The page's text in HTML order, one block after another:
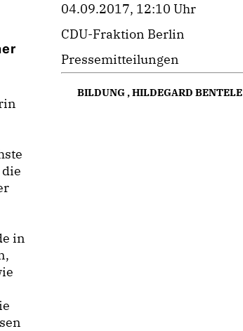
in
04.09.2017, 12:10 Uhr
CDU-Fraktion Berlin
Pressemitteilungen
BILDUNG,HILDEGARD BENTELE